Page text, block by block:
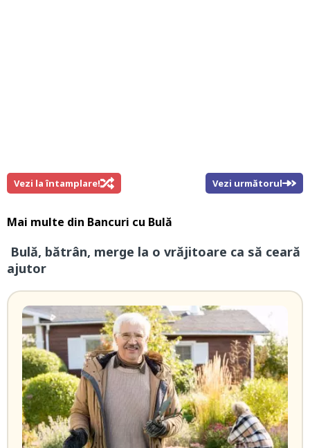
Vezi la întamplare! Vezi următorul
Mai multe din Bancuri cu Bulă
Bulă, bătrân, merge la o vrăjitoare ca să ceară
ajutor